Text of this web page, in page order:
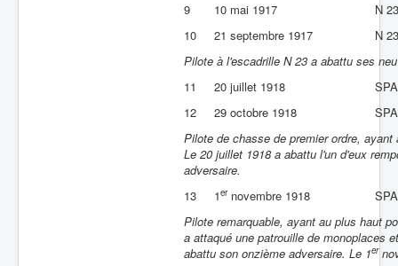
9 10 mai 1917
N 23
10
21 septembre 1917
N 23
Pilote à l'escadrille N 23 a abattu ses
11
20 juillet 1918
12
29 octobre 1918
Pilote de chasse de premier ordre,
Le 20 juillet 1918 a abattu l'un d'eux
adversaire.
13
1er novembre 1918
Pilote remarquable, ayant au plus haut
a attaqué une patrouille de monoplaces
abattu son onzième adversaire. Le 1er